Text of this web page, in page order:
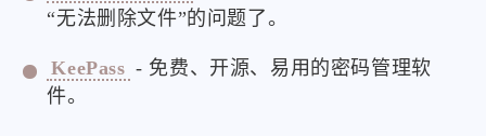
“无法删除文件”的问题了。
KeePass - 免费、开源、易用的密码管理软
件。